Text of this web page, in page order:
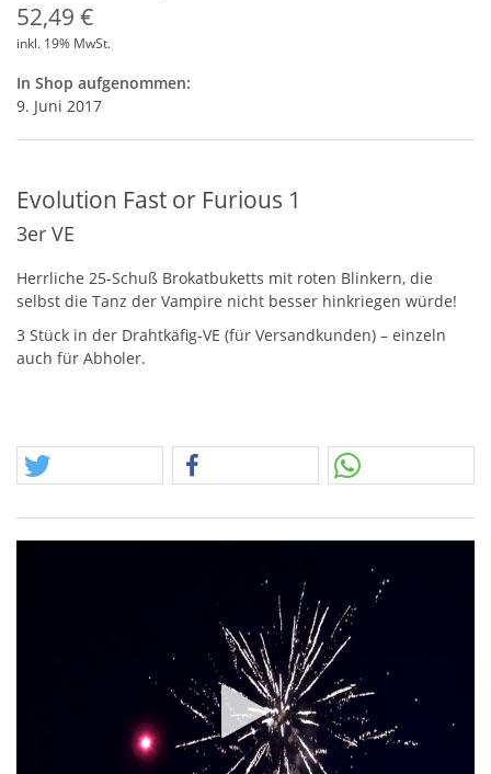
52,49 €
inkl. 19% MwSt.
In Shop aufgenommen:
9. Juni 2017
Evolution Fast or Furious 1
3er VE
Herrliche 25-Schuß Brokatbuketts mit roten Blinkern, die
selbst die Tanz der Vampire nicht besser hinkriegen würde!
3 Stück in der Drahtkäfig-VE (für Versandkunden) – einzeln
auch für Abholer.